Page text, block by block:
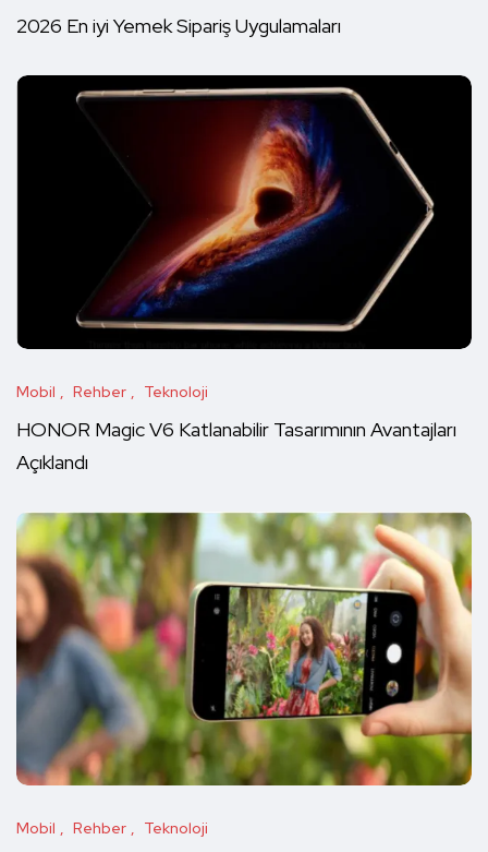
2026 En iyi Yemek Sipariş Uygulamaları
Mobil Rehber Teknoloji
HONOR Magic V6 Katlanabilir Tasarımının Avantajları
Açıklandı
Mobil Rehber Teknoloji